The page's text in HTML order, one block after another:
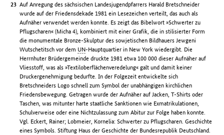
Auf Anregung des sächsischen Landesjugendpfarrers Harald Bretschneider
wurde auf der Friedensdekade 1981 ein Lesezeichen verteilt, das auch als
Aufnäher verwendet werden konnte. Es zeigt das Bibelwort »Schwerter zu
Pflugscharen« (Micha 4), kombiniert mit einer Grafik, die in stilisierter Form
die monumentale Bronze-Skulptur des sowjetischen Bildhauers Jewgeni
Wutschetitsch vor dem UN-Hauptquartier in New York wiedergibt. Die
Herrnhuter Brüdergemeinde druckte 1981 etwa 100 000 dieser Aufnäher auf
Vliesstoff, was als »Textiloberflächenveredelung« galt und damit keiner
Druckergenehmigung bedurfte. In der Folgezeit entwickelte sich
Bretschneiders Logo schnell zum Symbol der unabhängigen kirchlichen
Friedensbewegung. Getragen wurde der Aufnäher auf Jacken, T-Shirts oder
Taschen, was mitunter harte staatliche Sanktionen wie Exmatrikulationen,
Schulverweise oder eine Nichtzulassung zum Abitur zur Folge haben konnte.
Vgl. Eckert, Rainer; Lobmeier, Kornelia: Schwerter zu Pflugscharen. Geschichte
eines Symbols. Stiftung Haus der Geschichte der Bundesrepublik Deutschland.